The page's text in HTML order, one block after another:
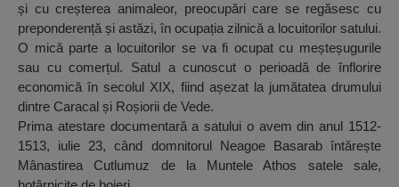
și cu creșterea animaleor, preocupări care se regăsesc cu
preponderență și astăzi, în ocupația zilnică a locuitorilor satului.
O mică parte a locuitorilor se va fi ocupat cu meșteșugurile
sau cu comerțul. Satul a cunoscut o perioadă de înflorire
economică în secolul XIX, fiind așezat la jumătatea drumului
dintre Caracal și Roșiorii de Vede.
Prima atestare documentară a satului o avem din anul 1512-
1513, iulie 23, când domnitorul Neagoe Basarab întărește
Mânastirea Cutlumuz de la Muntele Athos satele sale,